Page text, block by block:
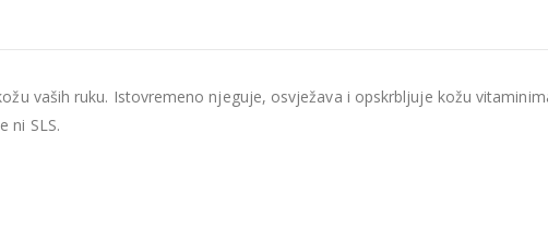
vaših ruku. Istovremeno njeguje, osvježava i opskrbljuje kožu
ni SLS.